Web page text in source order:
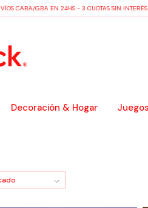
GBA EN 24HS - 3 CUOTAS SIN INTERÉS
Decoración & Hogar Juegos